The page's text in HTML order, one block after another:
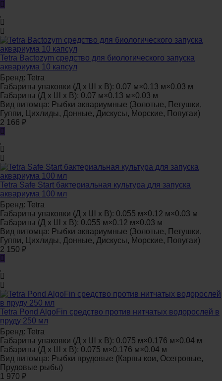
Tetra Bactozym средство для биологического запуска
аквариума 10 капсул
Бренд: Tetra
Габариты упаковки (Д х Ш х В): 0.07 м×0.13 м×0.03 м
Габариты (Д х Ш х В): 0.07 м×0.13 м×0.03 м
Вид питомца: Рыбки аквариумные (Золотые, Петушки,
Гуппи, Цихлиды, Донные, Дискусы, Морские, Попугаи)
2 166 ₽
Tetra Safe Start бактериальная культура для запуска
аквариума 100 мл
Бренд: Tetra
Габариты упаковки (Д х Ш х В): 0.055 м×0.12 м×0.03 м
Габариты (Д х Ш х В): 0.055 м×0.12 м×0.03 м
Вид питомца: Рыбки аквариумные (Золотые, Петушки,
Гуппи, Цихлиды, Донные, Дискусы, Морские, Попугаи)
2 150 ₽
Tetra Pond AlgoFin средство против нитчатых водорослей в
пруду 250 мл
Бренд: Tetra
Габариты упаковки (Д х Ш х В): 0.075 м×0.176 м×0.04 м
Габариты (Д х Ш х В): 0.075 м×0.176 м×0.04 м
Вид питомца: Рыбки прудовые (Карпы кои, Осетровые,
Прудовые рыбы)
1 970 ₽